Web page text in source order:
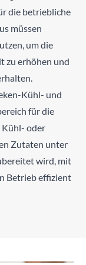
die betriebliche
müssen
um die
zu erhöhen und
Kühl- und
für die
Kühl- oder
Zutaten unter
wird, mit
Betrieb effizient